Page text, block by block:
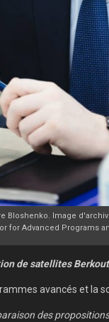
Bloshenko. Image
for Advanced Programs
de satellites
avancés et la
des